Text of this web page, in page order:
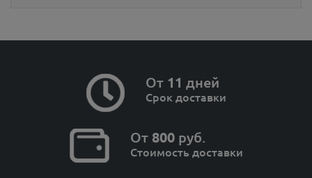
От 11 дней
Срок доставки
От 800руб.
Стоимость доставки